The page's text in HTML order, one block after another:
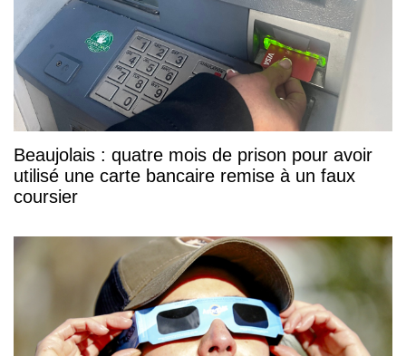
Beaujolais : quatre mois de prison pour avoir
utilisé une carte bancaire remise à un faux
coursier